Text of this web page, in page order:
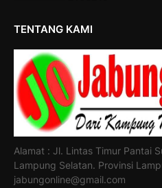
TENTANG KAMI
Alamat : Jl. Lintas Timur Pantai
Lampung Selatan. Provinsi
jabungonline@gmail.com